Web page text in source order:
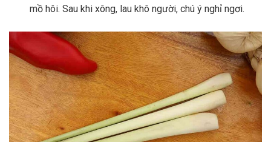
mồ hôi. Sau khi xông, lau khô người, chú ý nghỉ ngơi.